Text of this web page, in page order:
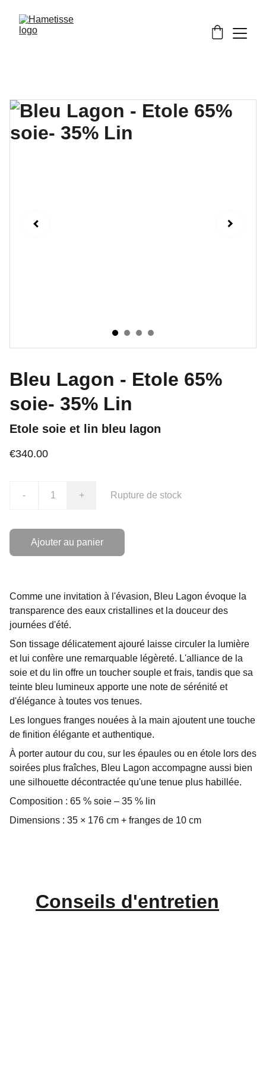
Bleu Lagon - Etole 65%
soie- 35% Lin
Etole soie et lin bleu lagon
€340.00
- + Rupture de stock
Ajouter au panier
Comme une invitation à l'évasion, Bleu Lagon évoque la
transparence des eaux cristallines et la douceur des
journées d'été.
Son tissage délicatement ajouré laisse circuler la lumière
et lui confère une remarquable légèreté. L'alliance de la
soie et du lin offre un toucher souple et frais, tandis que sa
teinte bleu lumineux apporte une note de sérénité et
d'élégance à toutes vos tenues.
Les longues franges nouées à la main ajoutent une touche
de finition élégante et authentique.
À porter autour du cou, sur les épaules ou en étole lors des
soirées plus fraîches, Bleu Lagon accompagne aussi bien
une silhouette décontractée qu'une tenue plus habillée.
Composition : 65 % soie – 35 % lin
Dimensions : 35 × 176 cm + franges de 10 cm
Conseils d'entretien